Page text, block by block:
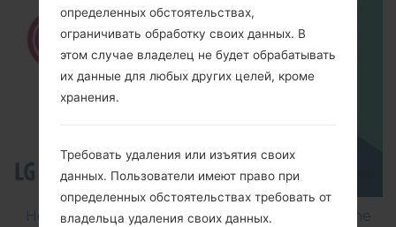
How to Flash Stock Firmware on LG Smartphone
определенных обстоятельствах,
ограничивать обработку своих данных. В
этом случае владелец не будет обрабатывать
их данные для любых других целей, кроме
хранения.
Требовать удаления или изъятия своих
данных. Пользователи имеют право при
определенных обстоятельствах требовать от
владельца удаления своих данных.